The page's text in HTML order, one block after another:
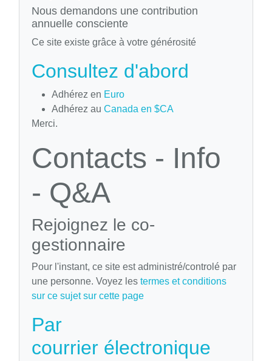
Nous demandons une contribution
annuelle consciente
Ce site existe grâce à votre générosité
Consultez d'abord
Adhérez en Euro
Adhérez au Canada en $CA
Merci.
Contacts - Info
- Q&A
Rejoignez le co-
gestionnaire
Pour l'instant, ce site est administré/controlé par
une personne. Voyez les termes et conditions
sur ce sujet sur cette page
Par
courrier électronique